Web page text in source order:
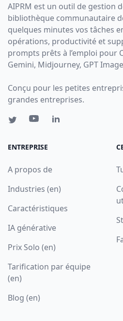
AIPRM est un outil de gestion
bibliothèque communautaire
quelques minutes vos tâches
opérations, productivité et
prompts prêts à l’emploi pour
Gemini, Midjourney, GPT
Conçu pour les petites
grandes entreprises.
ENTREPRISE
A propos de
Industries (en)
Caractéristiques
IA générative
Prix Solo (en)
Tarification par équipe
(en)
Blog (en)